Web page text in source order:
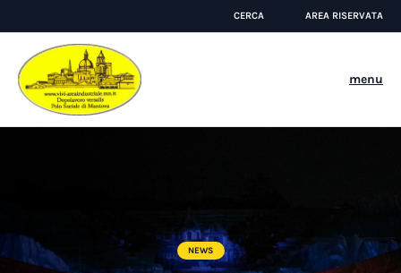
CERCA AREA RISERVATA
menu
NEWS